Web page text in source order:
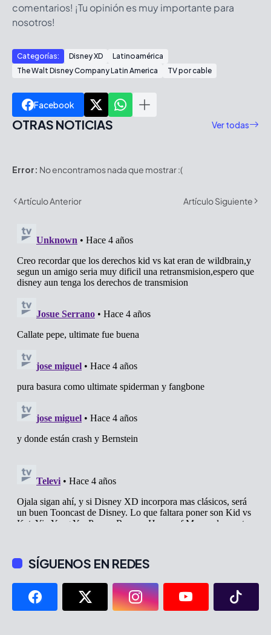
comentarios! ¡Tu opinión es muy importante para
nosotros!
Categorías: Disney XD
Latinoamérica
The Walt Disney Company Latin America
TV por cable
Facebook
OTRAS NOTICIAS Ver todas
Error: No encontramos nada que mostrar :(
Artículo Anterior Artículo Siguiente
SÍGUENOS EN REDES